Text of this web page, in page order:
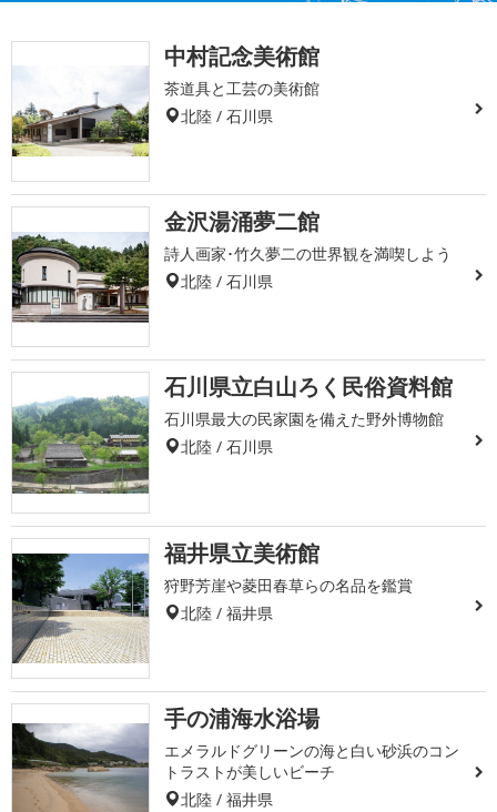
中村記念美術館
茶道具と工芸の美術館
北陸 / 石川県
金沢湯涌夢二館
詩人画家･竹久夢二の世界観を満喫しよう
北陸 / 石川県
石川県立白山ろく民俗資料館
石川県最大の民家園を備えた野外博物館
北陸 / 石川県
福井県立美術館
狩野芳崖や菱田春草らの名品を鑑賞
北陸 / 福井県
手の浦海水浴場
エメラルドグリーンの海と白い砂浜のコン
トラストが美しいビーチ
北陸 / 福井県